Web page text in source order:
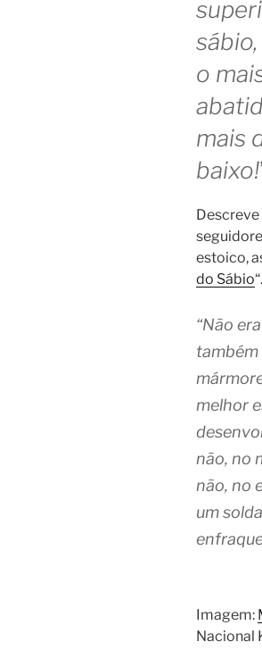
o
mais
baixo!
estoico,
do Sábio
“Não
também
melhor
não, no
não, no
um
Imagem:
Nacional